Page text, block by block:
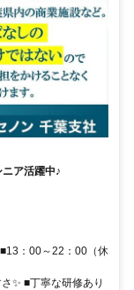
ア活躍中♪
：00～22：00（休
✨ ■丁寧な研修あり